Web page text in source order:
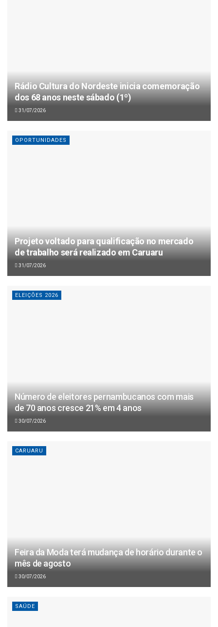
Rádio Cultura do Nordeste inicia comemoração
dos 68 anos neste sábado (1º)
31/07/2026
OPORTUNIDADES
Projeto voltado para qualificação no mercado
de trabalho será realizado em Caruaru
31/07/2026
ELEIÇÕES 2026
Número de eleitores pernambucanos com mais
de 70 anos cresce 21% em 4 anos
30/07/2026
CARUARU
Feira da Moda terá mudança de horário durante o
mês de agosto
30/07/2026
SAÚDE